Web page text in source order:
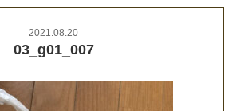
2021.08.20
03_g01_007